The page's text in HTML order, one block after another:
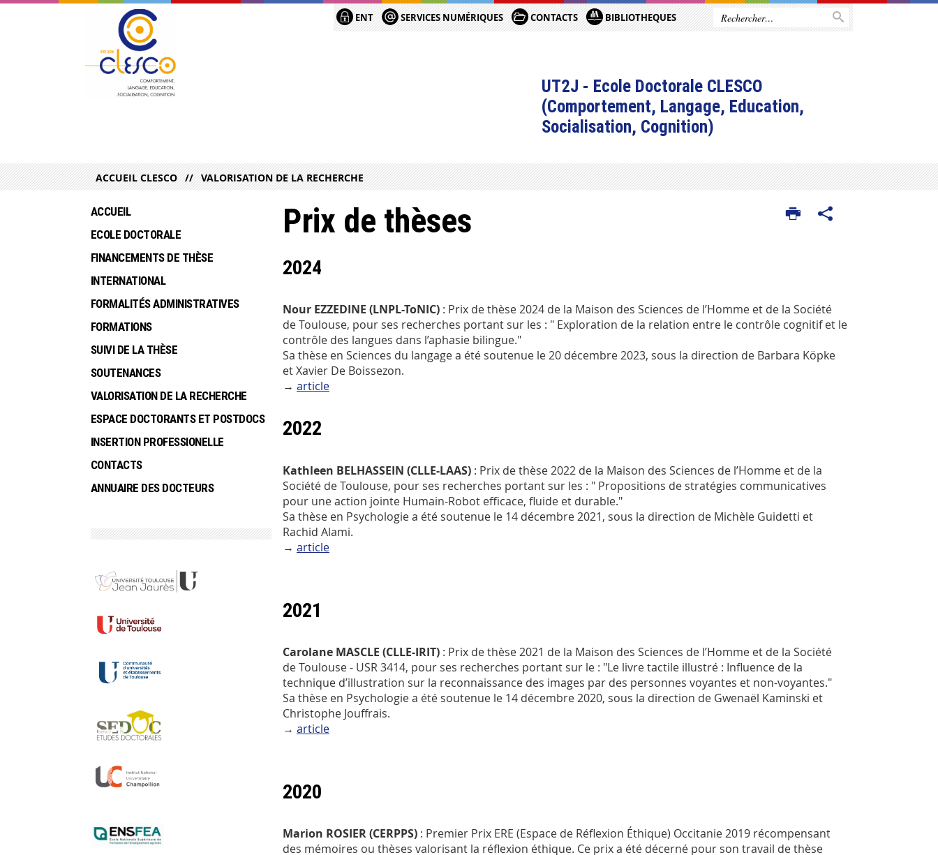
ENT SERVICES NUMÉRIQUES CONTACTS BIBLIOTHEQUES
UT2J - Ecole Doctorale CLESCO
(Comportement, Langage, Education,
Socialisation, Cognition)
ACCUEIL CLESCO VALORISATION DE LA RECHERCHE
Prix de thèses
2024
Nour EZZEDINE (LNPL-ToNIC) : Prix de thèse 2024 de la Maison des Sciences de l’Homme et de la Société
de Toulouse, pour ses recherches portant sur les : " Exploration de la relation entre le contrôle cognitif et le
contrôle des langues dans l’aphasie bilingue."
Sa thèse en Sciences du langage a été soutenue le 20 décembre 2023, sous la direction de Barbara Köpke
et Xavier De Boissezon.
→ article
2022
Kathleen BELHASSEIN (CLLE-LAAS) : Prix de thèse 2022 de la Maison des Sciences de l’Homme et de la
Société de Toulouse, pour ses recherches portant sur les : " Propositions de stratégies communicatives
pour une action jointe Humain-Robot efficace, fluide et durable."
Sa thèse en Psychologie a été soutenue le 14 décembre 2021, sous la direction de Michèle Guidetti et
Rachid Alami.
→ article
2021
Carolane MASCLE (CLLE-IRIT) : Prix de thèse 2021 de la Maison des Sciences de l’Homme et de la Société
de Toulouse - USR 3414, pour ses recherches portant sur le : "Le livre tactile illustré : Influence de la
technique d’illustration sur la reconnaissance des images par des personnes voyantes et non-voyantes."
Sa thèse en Psychologie a été soutenue le 14 décembre 2020, sous la direction de Gwenaël Kaminski et
Christophe Jouffrais.
→ article
2020
Marion ROSIER (CERPPS) : Premier Prix ERE (Espace de Réflexion Éthique) Occitanie 2019 récompensant
des mémoires ou thèses valorisant la réflexion éthique. Ce prix a été décerné pour son travail de thèse
ACCUEIL
ECOLE DOCTORALE
FINANCEMENTS DE THÈSE
INTERNATIONAL
FORMALITÉS ADMINISTRATIVES
FORMATIONS
SUIVI DE LA THÈSE
SOUTENANCES
VALORISATION DE LA RECHERCHE
ESPACE DOCTORANTS ET POSTDOCS
INSERTION PROFESSIONELLE
CONTACTS
ANNUAIRE DES DOCTEURS